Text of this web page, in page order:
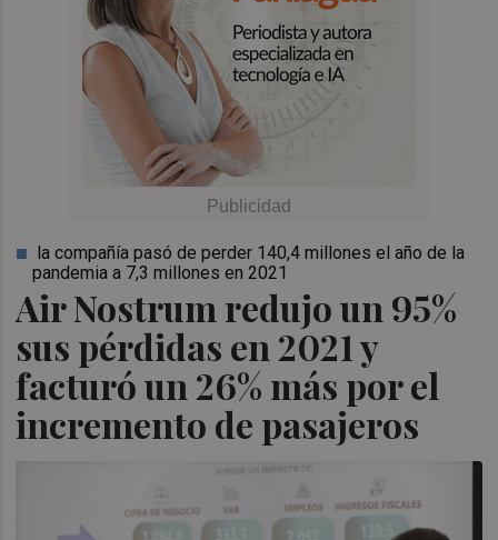
Air Nostrum redujo un 95%
sus pérdidas en 2021 y
facturó un 26% más por el
incremento de pasajeros
la compañía pasó de perder 140,4 millones el año de la
pandemia a 7,3 millones en 2021